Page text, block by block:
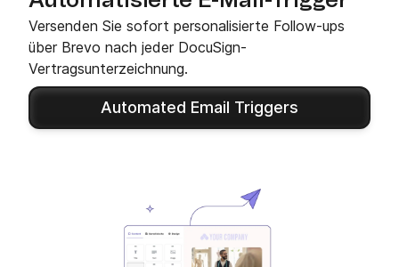
Versenden Sie sofort personalisierte Follow-ups
über Brevo nach jeder DocuSign-
Vertragsunterzeichnung.
Automated Email Triggers